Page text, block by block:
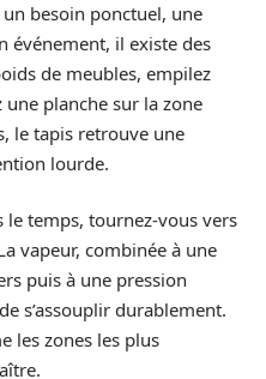
besoin ponctuel, une
événement, il existe des
de meubles, empilez
planche sur la zone
le tapis retrouve une
lourde.
temps, tournez-vous vers
vapeur, combinée à une
puis à une pression
s’assouplir durablement.
les zones les plus